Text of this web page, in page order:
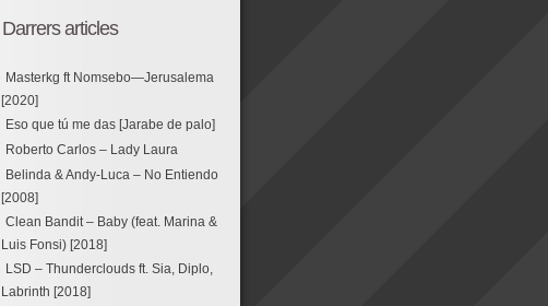
Darrers articles
Masterkg ft Nomsebo—Jerusalema
[2020]
Eso que tú me das [Jarabe de palo]
Roberto Carlos – Lady Laura
Belinda & Andy-Luca – No Entiendo
[2008]
Clean Bandit – Baby (feat. Marina &
Luis Fonsi) [2018]
LSD – Thunderclouds ft. Sia, Diplo,
Labrinth [2018]